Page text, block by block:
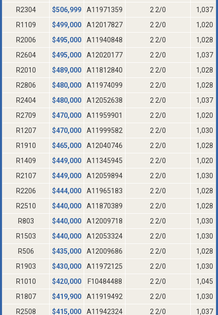
R2304
$506,999 A11971359 2 2/0
1,037
R1109
$499,000 A12017827 2 2/0
1,020
R2006
$495,000 A11940848 2 2/0
1,028
R2604
$495,000 A12020177 2 2/0
1,037
R2010
$489,000 A11812840 2 2/0
1,028
R2806
$480,000 A11974099 2 2/0
1,028
R2404
$480,000 A12052638 2 2/0
1,037
R2709
$470,000 A11959901 2 2/0
1,020
R1207
$470,000 A11999582 2 2/0
1,030
R1910
$465,000 A12040746 2 2/0
1,028
R1409
$449,000 A11345945 2 2/0
1,020
R2107
$449,000 A12059894 2 2/0
1,030
R2206
$444,000 A11965183 2 2/0
1,028
R2510
$440,000 A11870389 2 2/0
1,028
R803
$440,000 A12009718 2 2/0
1,030
R1503
$440,000 A12053324 2 2/0
1,030
R506
$435,000 A12009686 2 2/0
1,028
R1903
$430,000 A11972125 2 2/0
1,030
R1010
$420,000 F10484488 2 2/0
1,045
R1807
$419,900 A11919492 2 2/0
1,030
R2508
$415,000 A11942324 2 2/0 1,037